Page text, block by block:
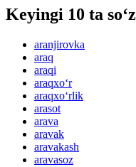
Keyingi 10 ta so‘z
aranjirovka
araq
araqi
araqxo‘r
araqxo‘rlik
arasot
arava
aravak
aravakash
aravasoz